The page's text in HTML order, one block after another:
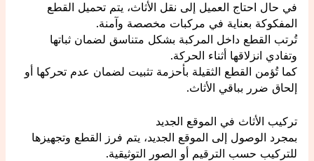
في حال احتاج العميل إلى نقل الأثاث، يتم تحميل القطع
المفكوكة بعناية في مركبات مخصصة وآمنة.
تُرتب القطع داخل المركبة بشكل متناسق لضمان ثباتها
وتفادي انزلاقها أثناء الحركة.
كما تُؤمن القطع الثقيلة بأحزمة تثبيت لضمان عدم تحركها أو
إلحاق ضرر بباقي الأثاث.
تركيب الأثاث في الموقع الجديد
بمجرد الوصول إلى الموقع الجديد، يتم فرز القطع وتجهيزها
للتركيب حسب الترقيم أو الصور التوثيقية.